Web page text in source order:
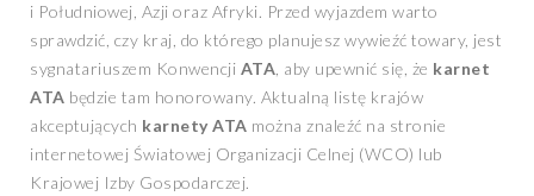
i Południowej, Azji oraz Afryki. Przed wyjazdem warto
sprawdzić, czy kraj, do którego planujesz wywieźć towary, jest
sygnatariuszem Konwencji ATA , aby upewnić się, że karnet
ATA będzie tam honorowany. Aktualną listę krajów
akceptujących karnety ATA można znaleźć na stronie
internetowej Światowej Organizacji Celnej (WCO) lub
Krajowej Izby Gospodarczej.